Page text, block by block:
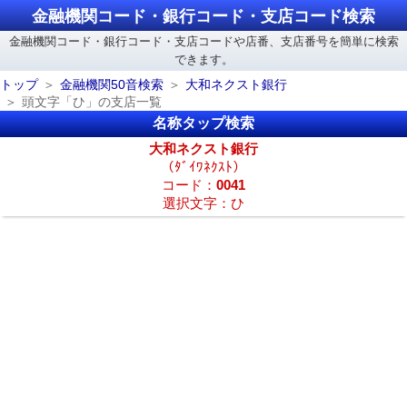
金融機関コード・銀行コード・支店コード検索
金融機関コード・銀行コード・支店コードや店番、支店番号を簡単に検索
できます。
トップ
金融機関50音検索
大和ネクスト銀行
頭文字「ひ」の支店一覧
名称タップ検索
大和ネクスト銀行
（ﾀﾞｲﾜﾈｸｽﾄ）
コード： 0041
選択文字：ひ